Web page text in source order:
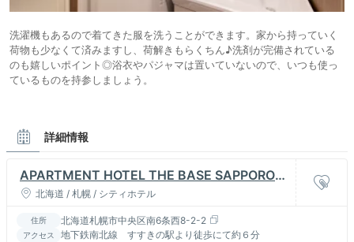
洗濯機もあるので着てきた服を洗うことができます。家から持っていく
荷物も少なくて済みますし、荷解きもらくちん♪洗剤が完備されている
のも嬉しいポイント◎浴衣やパジャマは置いていないので、いつも使っ
ているものを持参しましょう。
詳細情報
APARTMENT HOTEL THE BASE SAPPORO
SUSUKINO
北海道 / 札幌 / シティホテル
住所 北海道札幌市中央区南6条西8-2-2
アクセス 地下鉄南北線 すすきの駅より徒歩にて約６分